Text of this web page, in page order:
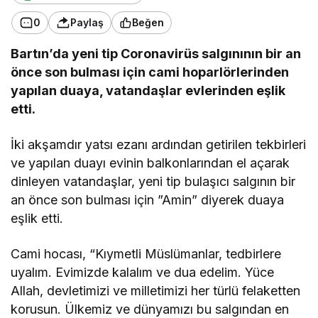
0 Paylaş Beğen
Bartın’da yeni tip Coronavirüs salgınının bir an
önce son bulması için cami hoparlörlerinden
yapılan duaya, vatandaşlar evlerinden eşlik
etti.
İki akşamdır yatsı ezanı ardından getirilen tekbirleri
ve yapılan duayı evinin balkonlarından el açarak
dinleyen vatandaşlar, yeni tip bulaşıcı salgının bir
an önce son bulması için ”Amin” diyerek duaya
eşlik etti.
Cami hocası, “Kıymetli Müslümanlar, tedbirlere
uyalım. Evimizde kalalım ve dua edelim. Yüce
Allah, devletimizi ve milletimizi her türlü felaketten
korusun. Ülkemiz ve dünyamızı bu salgından en